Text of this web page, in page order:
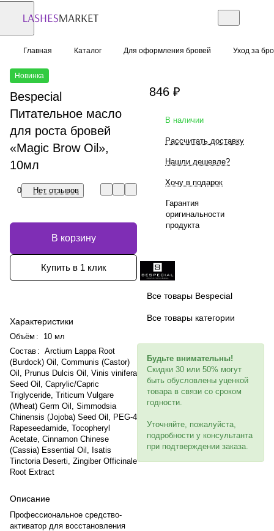
Главная Каталог Для оформления бровей Уход за
Новинка
Bespecial
Питательное масло
для роста бровей
«Magic Brow Oil»,
10мл
0 Нет отзывов
В корзину
Купить в 1 клик
Характеристики
Объём :
10 мл
Состав : Arctium Lappa Root
(Burdock) Oil, Communis (Castor)
Oil, Prunus Dulcis Oil, Vinis vinifera
Seed Oil, Caprylic/Capric
Triglyceride, Triticum Vulgare
(Wheat) Germ Oil, Simmodsia
Chinensis (Jojoba) Seed Oil, PEG-4
Rapeseedamide, Tocopheryl
Acetate, Cinnamon Chinese
(Cassia) Еssential Oil, Isatis
Tinctoria Deserti, Zingiber Officinale
Root Extract
Описание
Профессиональное средство-
активатор для восстановления
846 ₽
В наличии
Рассчитать доставку
Нашли дешевле?
Хочу в подарок
Гарантия
оригинальности
продукта
Все товары Bespecial
Все товары категории
Будьте внимательны!
Скидки 30 или 50% могут
быть обусловлены уценкой
товара в связи со сроком
годности.
Уточняйте, пожалуйста,
подробности у консультанта
при подтверждении заказа.